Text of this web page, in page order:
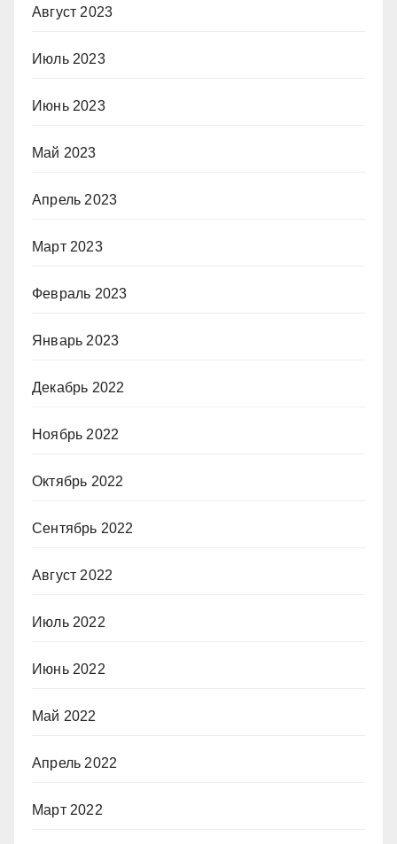
Август 2023
Июль 2023
Июнь 2023
Май 2023
Апрель 2023
Март 2023
Февраль 2023
Январь 2023
Декабрь 2022
Ноябрь 2022
Октябрь 2022
Сентябрь 2022
Август 2022
Июль 2022
Июнь 2022
Май 2022
Апрель 2022
Март 2022